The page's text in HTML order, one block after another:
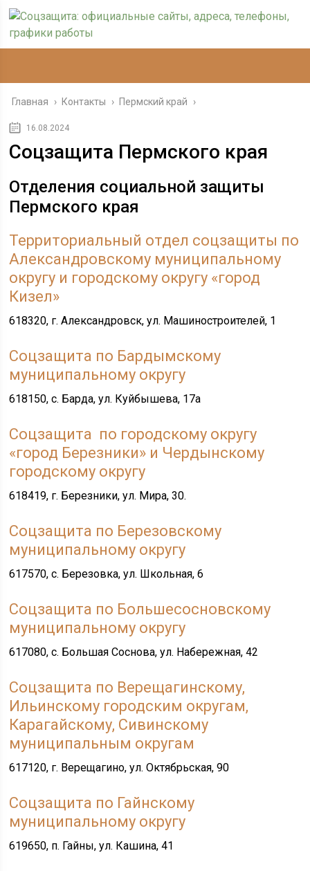
Главная › Контакты › Пермский край ›
16.08.2024
Соцзащита Пермского края
Отделения социальной защиты
Пермского края
Территориальный отдел соцзащиты по
Александровскому муниципальному
округу и городскому округу «город
Кизел»
618320, г. Александровск, ул. Машиностроителей, 1
Соцзащита по Бардымскому
муниципальному округу
618150, с. Барда, ул. Куйбышева, 17а
Соцзащита по городскому округу
«город Березники» и Чердынскому
городскому округу
618419, г. Березники, ул. Мира, 30.
Соцзащита по Березовскому
муниципальному округу
617570, с. Березовка, ул. Школьная, 6
Соцзащита по Большесосновскому
муниципальному округу
617080, с. Большая Соснова, ул. Набережная, 42
Соцзащита по Верещагинскому,
Ильинскому городским округам,
Карагайскому, Сивинскому
муниципальным округам
617120, г. Верещагино, ул. Октябрьская, 90
Соцзащита по Гайнскому
муниципальному округу
619650, п. Гайны, ул. Кашина, 41